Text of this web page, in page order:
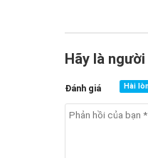
Hãy là
Đánh giá Hài